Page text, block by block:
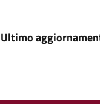
Ultimo